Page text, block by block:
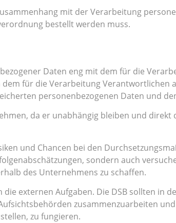
mit der Verarbeitung
bestellt werden muss.
Daten eng mit dem für die
für die Verarbeitung Verantwortlichen
personenbezogenen Daten und
da er unabhängig bleiben und
und Chancen bei den
sondern auch
des Unternehmens zu schaffen.
externen Aufgaben. Die DSB sollten in
zusammenzuarbeiten
zu fungieren.